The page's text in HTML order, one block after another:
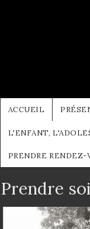
ACCUEIL
L'ENFANT,
PRENDRE RENDEZ-
Prendre